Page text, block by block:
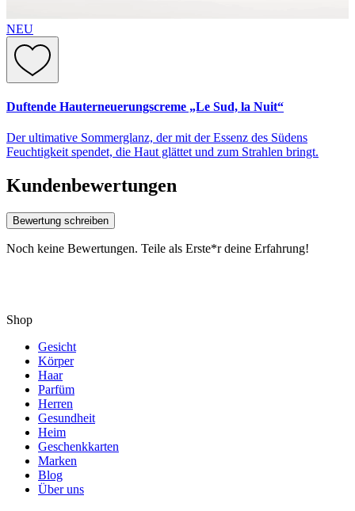
NEU
Duftende Hauterneuerungscreme „Le Sud, la Nuit“
Der ultimative Sommerglanz, der mit der Essenz des Südens
Feuchtigkeit spendet, die Haut glättet und zum Strahlen bringt.
Kundenbewertungen
Bewertung schreiben
Noch keine Bewertungen. Teile als Erste*r deine Erfahrung!
Shop
Gesicht
Körper
Haar
Parfüm
Herren
Gesundheit
Heim
Geschenkkarten
Marken
Blog
Über uns